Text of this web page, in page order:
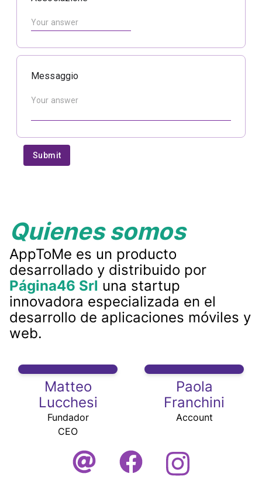
Quienes somos
AppToMe es un producto
desarrollado y distribuido por
Página46 Srl una startup
innovadora especializada en el
desarrollo de aplicaciones móviles y
web.
Matteo
Lucchesi
Fundador
CEO
Paola
Franchini
Account